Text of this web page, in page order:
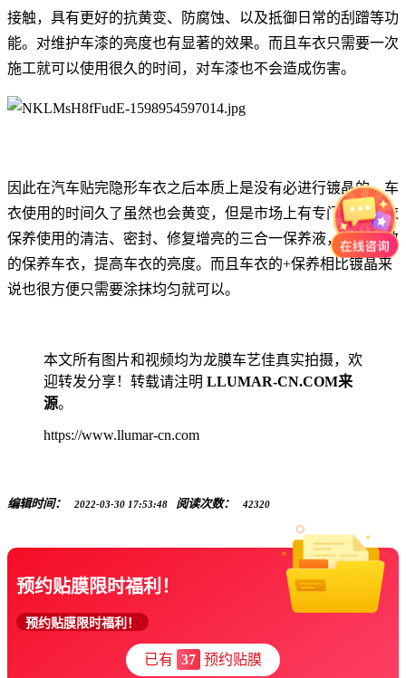
接触，具有更好的抗黄变、防腐蚀、以及抵御日常的刮蹭等功
能。对维护车漆的亮度也有显著的效果。而且车衣只需要一次
施工就可以使用很久的时间，对车漆也不会造成伤害。
因此在汽车贴完隐形车衣之后本质上是没有必进行镀晶的。车
衣使用的时间久了虽然也会黄变，但是市场上有专门针对车衣
保养使用的清洁、密封、修复增亮的三合一保养液，可以有效
的保养车衣，提高车衣的亮度。而且车衣的+保养相比镀晶来
说也很方便只需要涂抹均匀就可以。
本文所有图片和视频均为龙膜车艺佳真实拍摄，欢
迎转发分享！转载请注明 LLUMAR-CN.COM来
源。
https://www.llumar-cn.com
编辑时间： 2022-03-30 17:53:48 阅读次数： 42320
预约贴膜限时福利！
预约贴膜限时福利！
已有 37 预约贴膜